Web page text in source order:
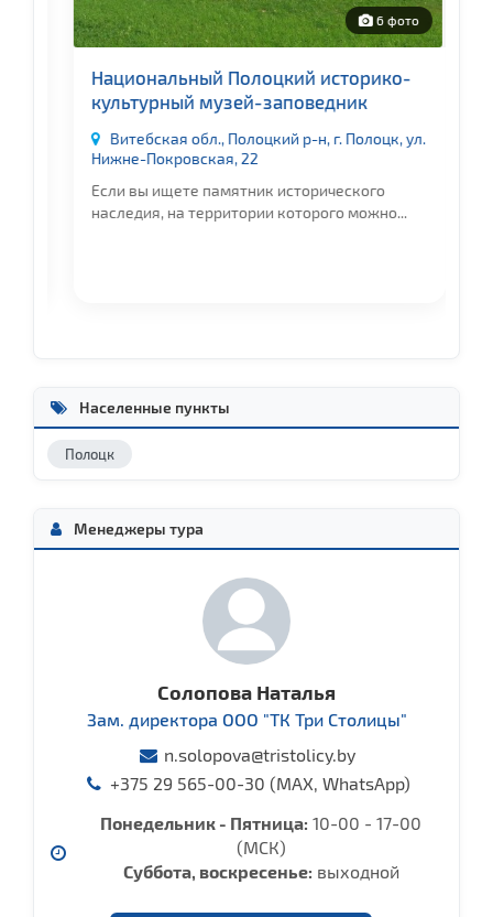
6 фото
Национальный Полоцкий историко-
культурный музей-заповедник
Витебская обл., Полоцкий р-н, г. Полоцк, ул.
Нижне-Покровская, 22
Если вы ищете памятник исторического
наследия, на территории которого можно...
Населенные пункты
Полоцк
Менеджеры тура
Солопова Наталья
Зам. директора ООО "ТК Три Столицы"
n.solopova@tristolicy.by
+375 29 565-00-30 (MAX, WhatsApp)
Понедельник - Пятница: 10-00 - 17-00
(МСК)
Cуббота, воcкресенье: выходной